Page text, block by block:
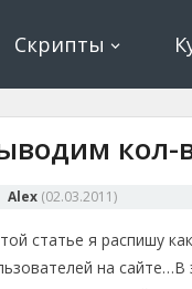
Скрипты
кол-
Alex (02.03.2011)
статье я распишу
на сайте…В